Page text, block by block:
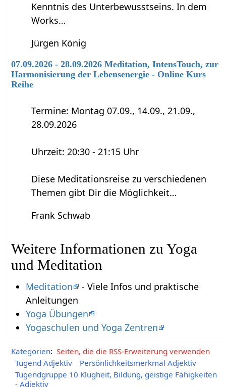
Kenntnis des Unterbewusstseins. In dem
Works…
Jürgen König
07.09.2026 - 28.09.2026 Meditation, IntensTouch, zur
Harmonisierung der Lebensenergie - Online Kurs
Reihe
Termine: Montag 07.09., 14.09., 21.09.,
28.09.2026
Uhrzeit: 20:30 - 21:15 Uhr
Diese Meditationsreise zu verschiedenen
Themen gibt Dir die Möglichkeit…
Frank Schwab
Weitere Informationen zu Yoga
und Meditation
Meditation
- Viele Infos und praktische
Anleitungen
Yoga Übungen
Yogaschulen und Yoga Zentren
Kategorien: Seiten, die die RSS-Erweiterung verwenden
Tugend Adjektiv
Persönlichkeitsmerkmal Adjektiv
Tugendgruppe 10 Klugheit, Bildung, geistige Fähigkeiten
- Adjektiv